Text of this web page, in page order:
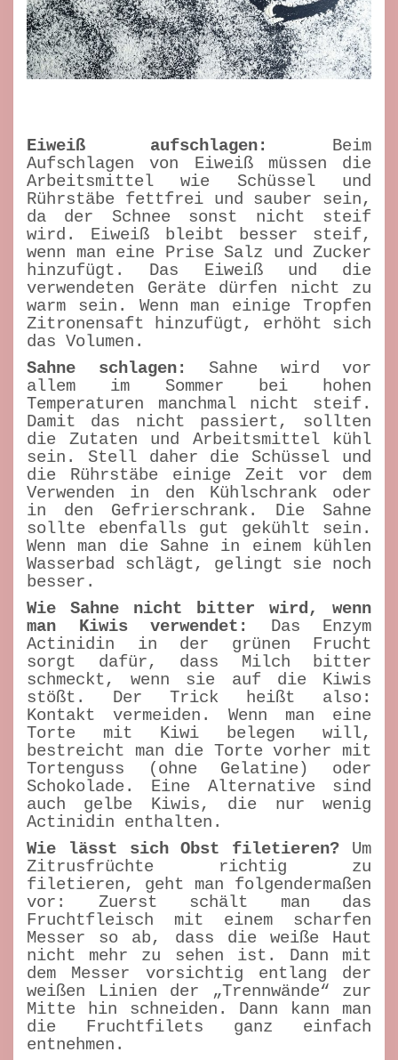
Eiweiß aufschlagen:
Beim
Aufschlagen von Eiweiß müssen die
Arbeitsmittel wie Schüssel und
Rührstäbe fettfrei und sauber sein,
da der Schnee sonst nicht steif
wird. Eiweiß bleibt besser steif,
wenn man eine Prise Salz und Zucker
hinzufügt. Das Eiweiß und die
verwendeten Geräte dürfen nicht zu
warm sein. Wenn man einige Tropfen
Zitronensaft hinzufügt, erhöht sich
das Volumen.
Sahne schlagen: Sahne wird vor
allem im Sommer bei hohen
Temperaturen manchmal nicht steif.
Damit das nicht passiert, sollten
die Zutaten und Arbeitsmittel kühl
sein. Stell daher die Schüssel und
die Rührstäbe einige Zeit vor dem
Verwenden in den Kühlschrank oder
in den Gefrierschrank. Die Sahne
sollte ebenfalls gut gekühlt sein.
Wenn man die Sahne in einem kühlen
Wasserbad schlägt, gelingt sie noch
besser.
Wie Sahne nicht bitter wird, wenn
man Kiwis verwendet:
Das Enzym
Actinidin in der grünen Frucht
sorgt dafür, dass Milch bitter
schmeckt, wenn sie auf die Kiwis
stößt. Der Trick heißt also:
Kontakt vermeiden. Wenn man eine
Torte mit Kiwi belegen will,
bestreicht man die Torte vorher mit
Tortenguss (ohne Gelatine) oder
Schokolade. Eine Alternative sind
auch gelbe Kiwis, die nur wenig
Actinidin enthalten.
Wie lässt sich Obst filetieren? Um
Zitrusfrüchte richtig zu
filetieren, geht man folgendermaßen
vor: Zuerst schält man das
Fruchtfleisch mit einem scharfen
Messer so ab, dass die weiße Haut
nicht mehr zu sehen ist. Dann mit
dem Messer vorsichtig entlang der
weißen Linien der „Trennwände“ zur
Mitte hin schneiden. Dann kann man
die Fruchtfilets ganz einfach
entnehmen.